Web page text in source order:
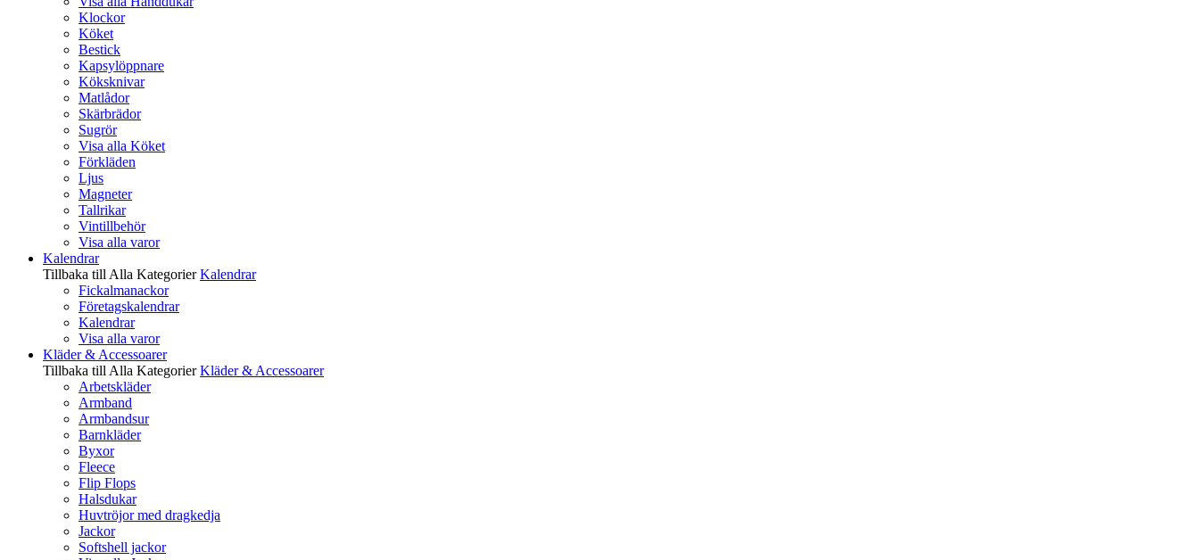
Klockor
Köket
Bestick
Kapsylöppnare
Köksknivar
Matlådor
Skärbrädor
Sugrör
Visa alla Köket
Förkläden
Ljus
Magneter
Tallrikar
Vintillbehör
Visa alla varor
Kalendrar
Tillbaka till Alla Kategorier Kalendrar
Fickalmanackor
Företagskalendrar
Kalendrar
Visa alla varor
Kläder & Accessoarer
Tillbaka till Alla Kategorier Kläder & Accessoarer
Arbetskläder
Armband
Armbandsur
Barnkläder
Byxor
Fleece
Flip Flops
Halsdukar
Huvtröjor med dragkedja
Jackor
Softshell jackor